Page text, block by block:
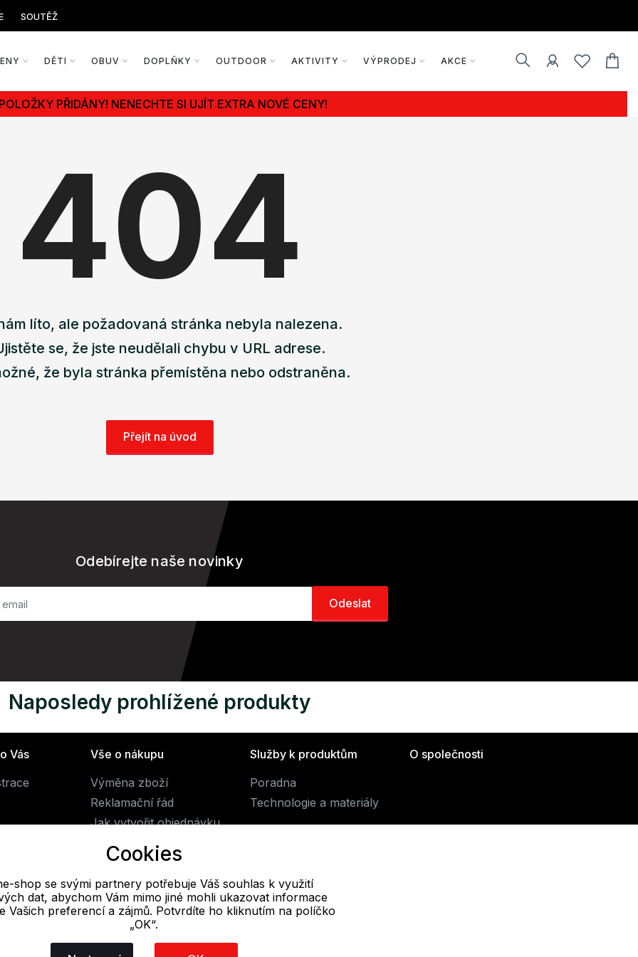
SOUTĚŽ
DĚTI OBUV DOPLŇKY OUTDOOR AKTIVITY VÝPRODEJ AKCE
PŘIDÁNY! NENECHTE SI UJÍT EXTRA NOVÉ CENY!
404
líto, ale požadovaná stránka nebyla nalezena.
se, že jste neudělali chybu v URL adrese.
že byla stránka přemístěna nebo odstraněna.
Přejít na úvod
Odebírejte naše novinky
Naposledy prohlížené produkty
Vás
Vše o nákupu
Výměna zboží
Reklamační řád
Jak vytvořit objednávku
Obchodní podmínky
Doprava
Služby k produktům
Poradna
Technologie a materiály
O společnosti
E-mail
obchod@alpine-shop.cz
Cookies
shop se svými partnery potřebuje Váš souhlas k využití
dat, abychom Vám mimo jiné mohli ukazovat informace
Vašich preferencí a zájmů. Potvrdíte ho kliknutím na políčko
„OK“.